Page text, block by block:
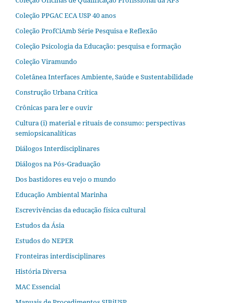
Coleção PPGAC ECA USP 40 anos
Coleção ProfCiAmb Série Pesquisa e Reflexão
Coleção Psicologia da Educação: pesquisa e formação
Coleção Viramundo
Coletânea Interfaces Ambiente, Saúde e Sustentabilidade
Construção Urbana Crítica
Crônicas para ler e ouvir
Cultura (i) material e rituais de consumo: perspectivas
semiopsicanalíticas
Diálogos Interdisciplinares
Diálogos na Pós‐Graduação
Dos bastidores eu vejo o mundo
Educação Ambiental Marinha
Escrevivências da educação física cultural
Estudos da Ásia​
Estudos do NEPER
Fronteiras interdisciplinares
História Diversa
MAC Essencial